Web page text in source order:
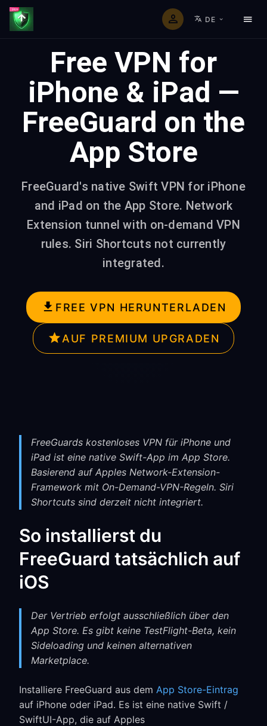
DE
Free VPN for
iPhone & iPad —
FreeGuard on the
App Store
FreeGuard's native Swift VPN for iPhone
and iPad on the App Store. Network
Extension tunnel with on-demand VPN
rules. Siri Shortcuts not currently
integrated.
FREE VPN HERUNTERLADEN
AUF PREMIUM UPGRADEN
FreeGuards kostenloses VPN für iPhone und
iPad ist eine native Swift-App im App Store.
Basierend auf Apples Network-Extension-
Framework mit On-Demand-VPN-Regeln. Siri
Shortcuts sind derzeit nicht integriert.
So installierst du
FreeGuard tatsächlich auf
iOS
Der Vertrieb erfolgt ausschließlich über den
App Store. Es gibt keine TestFlight-Beta, kein
Sideloading und keinen alternativen
Marketplace.
Installiere FreeGuard aus dem App Store-Eintrag
auf iPhone oder iPad. Es ist eine native Swift /
SwiftUI-App, die auf Apples